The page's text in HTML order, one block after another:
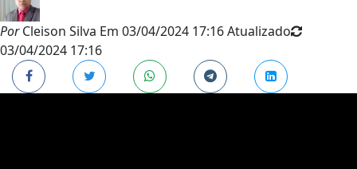
PorCleison Silva Em 03/04/2024 17:16Atualizado
03/04/2024 17:16